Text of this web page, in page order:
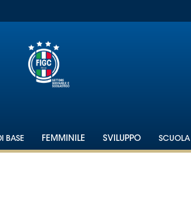
BASE FEMMINILE SVILUPPO SCUOLA